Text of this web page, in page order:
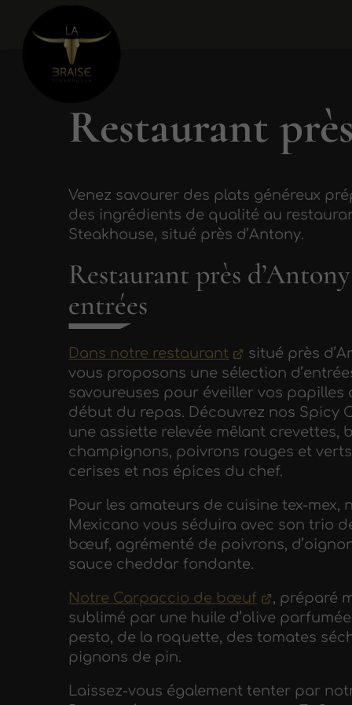
Restaurant
Venez savourer des plats généreux
des ingrédients de qualité au
Steakhouse, situé près d’Antony.
Restaurant près
entrées
Dans notre restaurant
situé près
vous proposons une sélection
savoureuses pour éveiller vos papilles
début du repas. Découvrez nos Spicy
une assiette relevée mêlant crevettes,
champignons, poivrons rouges et
cerises et nos épices du chef.
Pour les amateurs de cuisine tex-mex,
Mexicano vous séduira avec son trio
bœuf, agrémenté de poivrons,
sauce cheddar fondante.
Notre Carpaccio de bœuf
, préparé
sublimé par une huile d’olive
pesto, de la roquette, des tomates
pignons de pin.
Laissez-vous également tenter par